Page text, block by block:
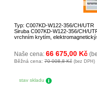
Typ: C007KD-W122-356/CH/UTR
Siruba C007KD-W122-356/CH/
vrchním krytím,
Naše cena: 66 675,00 Kč
Běžná cena: 70 008,8 Kč (bez DPH)
stav skladu